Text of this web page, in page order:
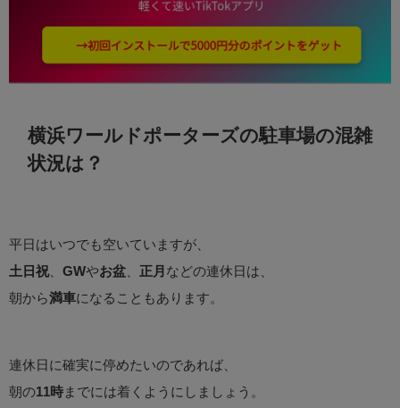
横浜ワールドポーターズの駐車場の混雑
状況は？
平日はいつでも空いていますが、
土日祝、 GWやお盆 正月 などの連休日は、
朝から満車になることもあります。
連休日に確実に停めたいのであれば、
朝の11時 までには着くようにしましょう。